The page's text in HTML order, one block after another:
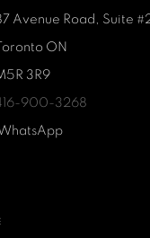
Avenue Road, Suite
ON
3R9
900-3268